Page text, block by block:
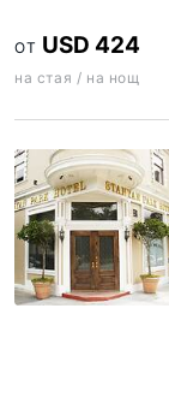
ОТ USD 424
на стая / на нощ